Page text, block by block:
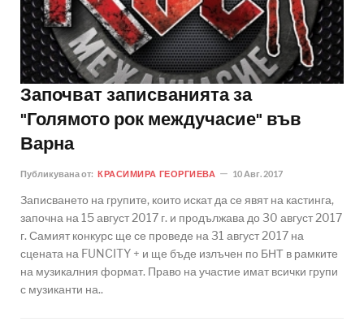
Започват записванията за
"Голямото рок междучасие" във
Варна
Публикувана от: КРАСИМИРА ГЕОРГИЕВА 10 Авг. 2017
Записването на групите, които искат да се явят на кастинга,
започна на 15 август 2017 г. и продължава до 30 август 2017
г. Самият конкурс ще се проведе на 31 август 2017 на
сцената на FUNCITY + и ще бъде излъчен по БНТ в рамките
на музикалния формат. Право на участие имат всички групи
с музиканти на..